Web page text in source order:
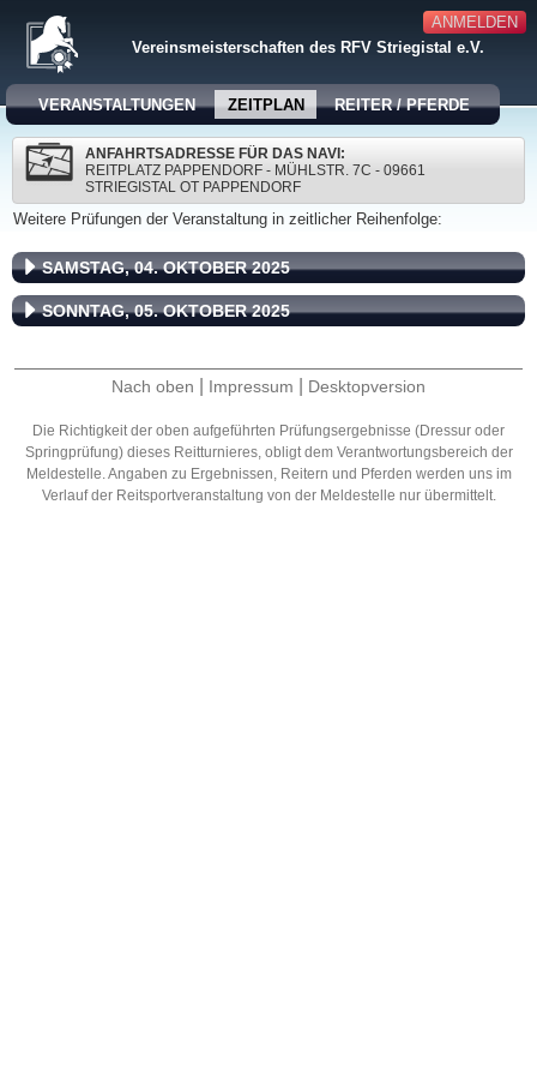
ANMELDEN
Vereinsmeisterschaften des RFV Striegistal e.V.
VERANSTALTUNGEN ZEITPLAN REITER / PFERDE
ANFAHRTSADRESSE FÜR DAS NAVI:
REITPLATZ PAPPENDORF - MÜHLSTR. 7C - 09661
STRIEGISTAL OT PAPPENDORF
Weitere Prüfungen der Veranstaltung in zeitlicher Reihenfolge:
SAMSTAG, 04. OKTOBER 2025
SONNTAG, 05. OKTOBER 2025
Nach oben Impressum Desktopversion
Die Richtigkeit der oben aufgeführten Prüfungsergebnisse (Dressur oder
Springprüfung) dieses Reitturnieres, obligt dem Verantwortungsbereich der
Meldestelle. Angaben zu Ergebnissen, Reitern und Pferden werden uns im
Verlauf der Reitsportveranstaltung von der Meldestelle nur übermittelt.